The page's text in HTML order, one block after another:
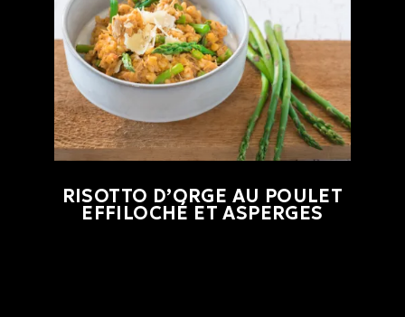
RISOTTO D’ORGE AU POULET
EFFILOCHÉ ET ASPERGES